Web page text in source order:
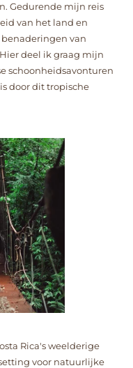
Gedurende mijn reis
van het land en
van
deel ik graag mijn
schoonheidsavonturen
door dit tropische
Rica's weelderige
voor natuurlijke